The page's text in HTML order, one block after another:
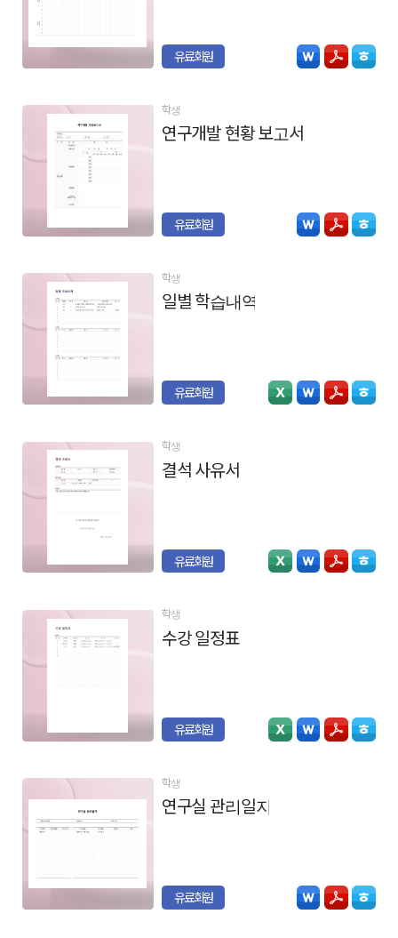
유료회원
학생
연구개발 현황 보고서
유료회원
학생
일별 학습내역
유료회원
학생
결석 사유서
유료회원
학생
수강 일정표
유료회원
학생
연구실 관리일지
유료회원